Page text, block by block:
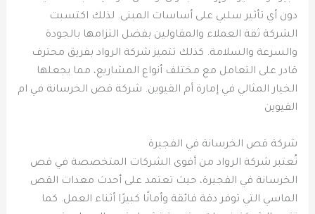
دون أي تأثير سلبي على أساسات المبنى. لذلك اكتسبت
الشركة ثقة العملاء والمقاولين بفضل التزامها بالجودة
والسرعة والسلامة. كذلك تتميز شركة الرواد بفريق محترف
قادر على التعامل مع مختلف أنواع المشاريع، مما يجعلها
الخيار المثالي في إمارة أم القيوين. شركة قص الخرسانة في ام
القيوين
شركة قص الخرسانة في الفجيرة
تُعتبر شركة الرواد من أقوى الشركات المتخصصة في قص
الخرسانة في الفجيرة، حيث تعتمد على أحدث معدات القص
الماسي التي توفر دقة فائقة وأمانًا كبيرًا أثناء العمل. كما